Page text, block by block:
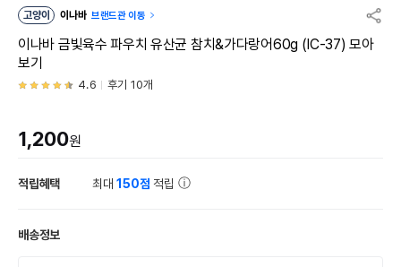
고양이 이나바 브랜드관 이동
이나바 금빛육수 파우치 유산균 참치&가다랑어60g (IC-37) 모아
보기
4.6 후기 10개
1,200원
적립혜택 최대150점 적립
배송정보